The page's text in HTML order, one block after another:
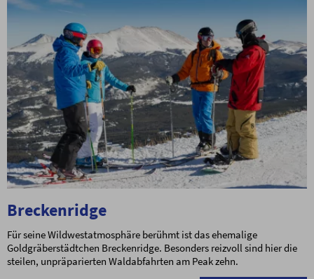
Breckenridge
Für seine Wildwestatmosphäre berühmt ist das ehemalige
Goldgräberstädtchen Breckenridge. Besonders reizvoll sind hier die
steilen, unpräparierten Waldabfahrten am Peak zehn.